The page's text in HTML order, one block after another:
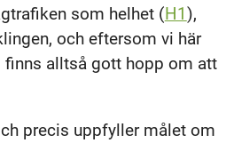
som helhet (H1),
och eftersom vi här
finns alltså gott hopp om att
precis uppfyller målet om